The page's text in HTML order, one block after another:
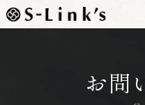
お問